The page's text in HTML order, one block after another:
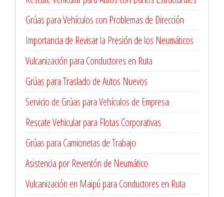
Grúas para Vehículos con Problemas de Dirección
Importancia de Revisar la Presión de los Neumáticos
Vulcanización para Conductores en Ruta
Grúas para Traslado de Autos Nuevos
Servicio de Grúas para Vehículos de Empresa
Rescate Vehicular para Flotas Corporativas
Grúas para Camionetas de Trabajo
Asistencia por Reventón de Neumático
Vulcanización en Maipú para Conductores en Ruta